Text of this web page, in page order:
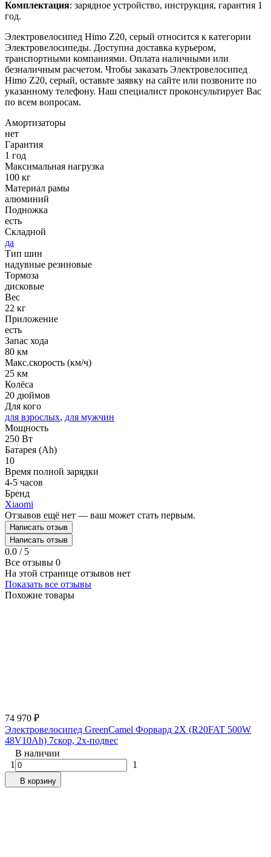
Комплектация: зарядное устройство, инструкция, гарантия 1
год.
Электровелосипед Himo Z20, серый относится к категории
Электровелосипеды. Доступна доставка курьером,
транспортными компаниями. Оплата наличными или
безналичным расчетом. Чтобы заказать Электровелосипед
Himo Z20, серый, оставьте заявку на сайте или позвоните по
указанному телефону. Наш специалист проконсультирует Вас
по всем вопросам.
Амортизаторы
нет
Гарантия
1 год
Максимальная нагрузка
100 кг
Материал рамы
алюминий
Подножка
есть
Складной
да
Тип шин
надувные резиновые
Тормоза
дисковые
Вес
22 кг
Приложение
есть
Запас хода
80 км
Макс.скорость (км/ч)
25 км
Колёса
20 дюймов
Для кого
для взрослых, для мужчин
Мощность
250 Вт
Батарея (Ah)
10
Время полной зарядки
4-5 часов
Бренд
Xiaomi
Отзывов ещё нет — ваш может стать первым.
Написать отзыв
Написать отзыв
0.0 / 5
Все отзывы 0
На этой странице отзывов нет
Показать все отзывы
Похожие товары
74 970 ₽
Электровелосипед GreenCamel Форвард 2X (R20FAT 500W
48V10Ah) 7скор, 2х-подвес
В наличии
1
1
В корзину